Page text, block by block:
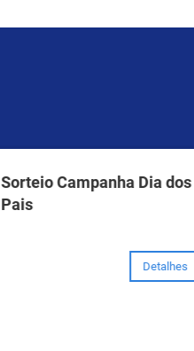
Sorteio Campanha Dia dos
Pais
Detalhes